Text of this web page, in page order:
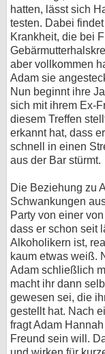
hatten, lässt sich
testen. Dabei
Krankheit, die bei
aber vollkommen
Adam sie
Nun beginnt ihre
sich mit ihrem Ex-
diesem Treffen
erkannt hat, dass
schnell in einen
aus der Bar stürmt.
Die Beziehung zu
Schwankungen
Party von einer
dass er schon seit
Alkoholikern ist,
kaum etwas weiß.
Adam schließlich
macht ihr dann
gewesen sei, die
gestellt hat. Nach
fragt Adam
Freund sein will.